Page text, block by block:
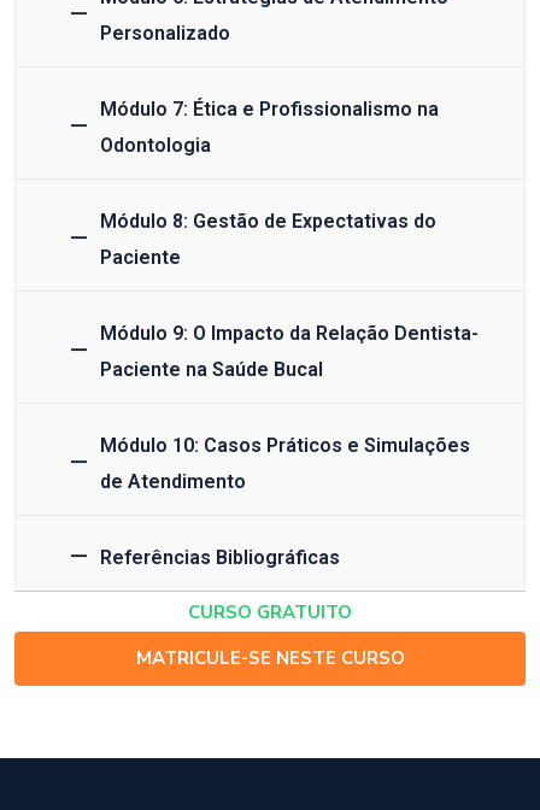
Personalizado
Módulo 7: Ética e Profissionalismo na
Odontologia
Módulo 8: Gestão de Expectativas do
Paciente
Módulo 9: O Impacto da Relação Dentista-
Paciente na Saúde Bucal
Módulo 10: Casos Práticos e Simulações
de Atendimento
Referências Bibliográficas
CURSO GRATUITO
MATRICULE-SE NESTE CURSO